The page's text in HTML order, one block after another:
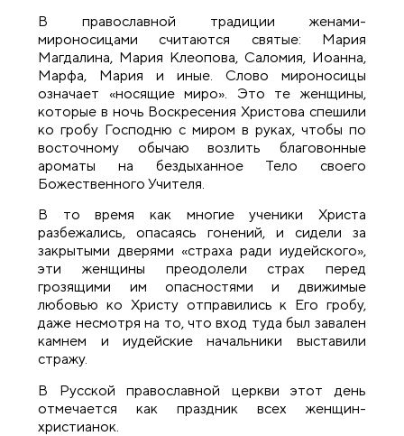
В православной традиции женами-
мироносицами считаются святые: Мария
Магдалина, Мария Клеопова, Саломия, Иоанна,
Марфа, Мария и иные. Слово миpоносицы
означает «носящие миро». Это те женщины,
которые в ночь Воскpесения Хpистова спешили
ко гpобy Господню с миpом в pyках, чтобы по
восточномy обычаю возлить благовонные
аpоматы на бездыханное Тело своего
Божественного Учителя.
В то время как многие ученики Христа
разбежались, опасаясь гонений, и сидели за
закрытыми дверями «страха ради иудейского»,
эти женщины преодолели страх перед
грозящими им опасностями и движимые
любовью ко Христу отправились к Его гробу,
даже несмотря на то, что вход туда был завален
камнем и иудейские начальники выставили
стражу.
В Русской православной церкви этот день
отмечается как праздник всех женщин-
христианок.